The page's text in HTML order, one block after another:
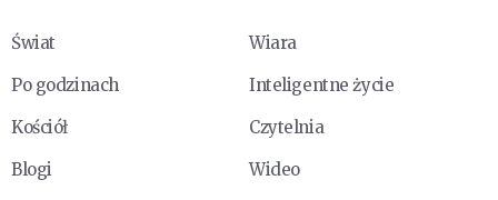
Świat
Wiara
Po godzinach
Inteligentne życie
Kościół
Czytelnia
Blogi
Wideo